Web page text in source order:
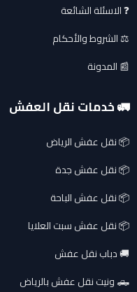
❓ الاسئلة الشائعة
⚖️ الشروط والأحكام
📰 المدونة
🚛 خدمات نقل العفش
📦 نقل عفش الرياض
📦 نقل عفش جدة
📦 نقل عفش الباحة
📦 نقل عفش سبت العلايا
🚚 دباب نقل عفش
🛻 ونيت نقل عفش بالرياض